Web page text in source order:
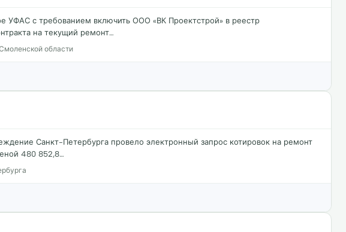
УФАС с требованием включить ООО «ВК Проектстрой» в реестр
на текущий ремонт…
области
Санкт-Петербурга провело электронный запрос котировок на ремонт
480 852,8…